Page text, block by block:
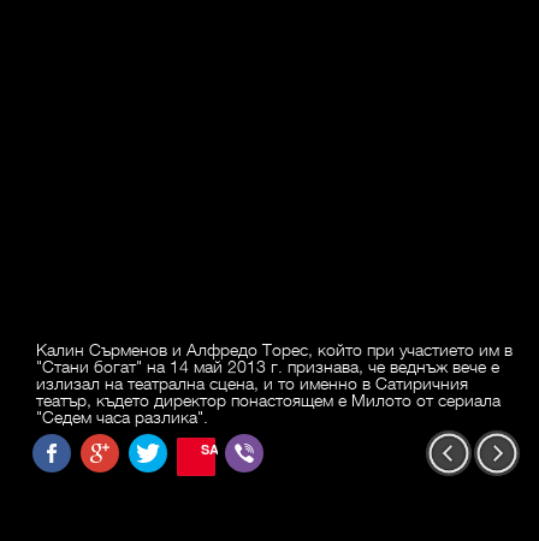
Калин Сърменов и Алфредо Торес, който при участието им в
"Стани богат" на 14 май 2013 г. признава, че веднъж вече е
излизал на театрална сцена, и то именно в Сатиричния
театър, където директор понастоящем е Милото от сериала
"Седем часа разлика".
SAVE